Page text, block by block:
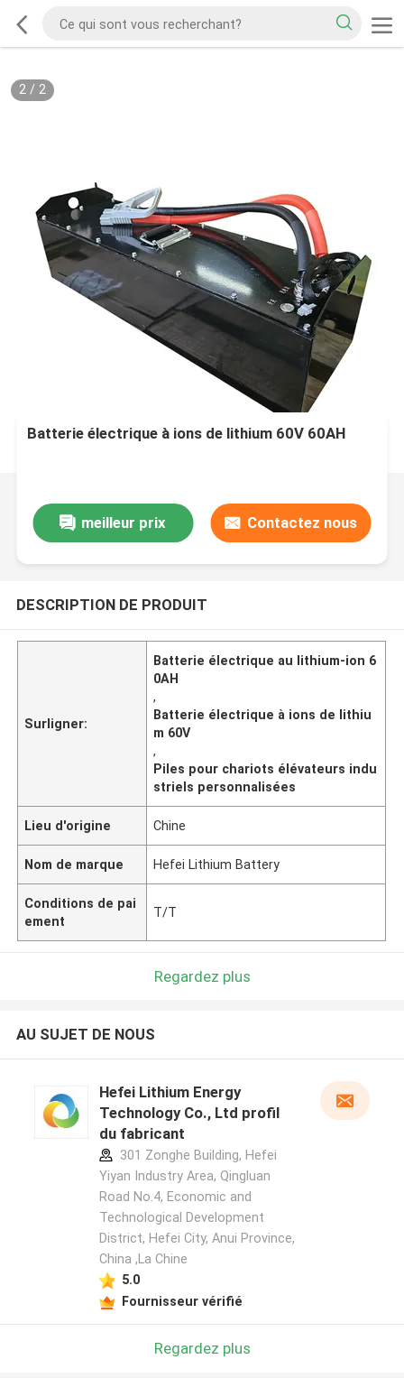
2/ 2
Batterie électrique à ions de lithium 60V 60AH
meilleur prix Contactez nous
DESCRIPTION DE PRODUIT
Surligner:
Batterie électrique au lithium-ion 6
0AH
,
Batterie électrique à ions de lithiu
m 60V
,
Piles pour chariots élévateurs indu
striels personnalisées
Lieu d'origine Chine
Nom de marque Hefei Lithium Battery
Conditions de pai
ement
T/T
Regardez plus
AU SUJET DE NOUS
Hefei Lithium Energy
Technology Co., Ltd profil
du fabricant
301 Zonghe Building, Hefei
Yiyan Industry Area, Qingluan
Road No.4, Economic and
Technological Development
District, Hefei City, Anui Province,
China ,La Chine
5.0
Fournisseur vérifié
Regardez plus